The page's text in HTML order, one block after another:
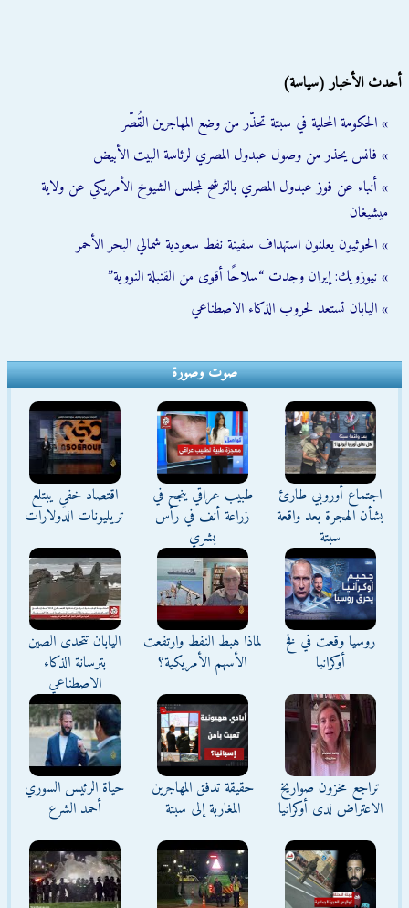
أحدث الأخبار (سياسة)
» الحكومة المحلية في سبتة تحذّر من وضع المهاجرين القُصّر
» فانس يحذر من وصول عبدول المصري لرئاسة البيت الأبيض
» أنباء عن فوز عبدول المصري بالترشح لمجلس الشيوخ الأمريكي عن ولاية
ميشيغان
» الحوثيون يعلنون استهداف سفينة نفط سعودية شمالي البحر الأحمر
» نيوزويك: إيران وجدت “سلاحًا أقوى من القنبلة النووية”
» اليابان تستعد لحروب الذكاء الاصطناعي
صوت وصورة
اجتماع أوروبي طارئ
بشأن الهجرة بعد واقعة
سبتة
طبيب عراقي ينجح في
زراعة أنف في رأس
بشري
اقتصاد خفي يبتلع
تريليونات الدولارات
روسيا وقعت في فخ
أوكرانيا
لماذا هبط النفط وارتفعت
الأسهم الأمريكية؟
اليابان تتحدى الصين
بترسانة الذكاء
الاصطناعي
تراجع مخزون صواريخ
الاعتراض لدى أوكرانيا
حقيقة تدفق المهاجرين
المغاربة إلى سبتة
حياة الرئيس السوري
أحمد الشرع